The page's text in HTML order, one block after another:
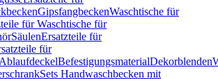
GipsfangbeckenWaschtische für
für Waschtische für
SäulenErsatzteile für
für
BefestigungsmaterialDekorblenden
Sets Handwaschbecken mit